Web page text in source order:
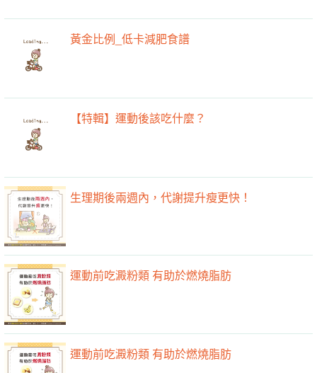
黃金比例_低卡減肥食譜
【特輯】運動後該吃什麼？
生理期後兩週內，代謝提升瘦更快！
運動前吃澱粉類 有助於燃燒脂肪
運動前吃澱粉類 有助於燃燒脂肪